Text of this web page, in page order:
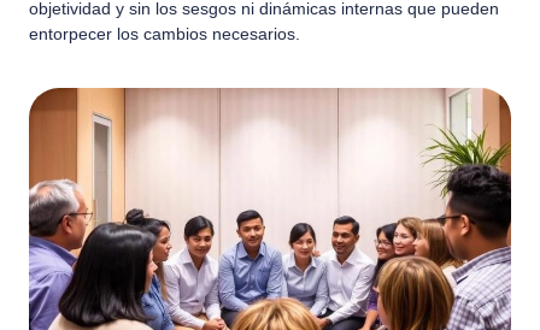
objetividad y sin los sesgos ni dinámicas internas que pueden
entorpecer los cambios necesarios.